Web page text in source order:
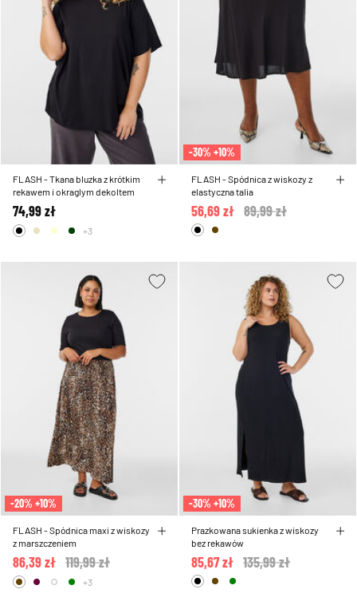
FLASH - Tkana bluzka z krótkim
rekawem i okraglym dekoltem
74,99 zł
+3
-30% +10%
FLASH - Spódnica z wiskozy z
elastyczna talia
Price reduced from
89,99 zł
56,69 zł
-20% +10%
FLASH - Spódnica maxi z wiskozy
z marszczeniem
Price reduced from
119,99 zł
86,39 zł
+3
-30% +10%
Prazkowana sukienka z wiskozy
bez rekawów
Price reduced from
135,99 zł
85,67 zł